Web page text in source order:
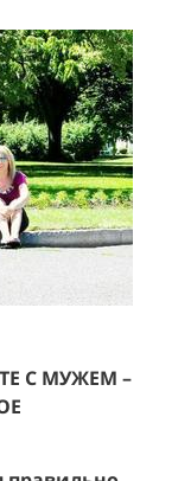
С МУЖЕМ –